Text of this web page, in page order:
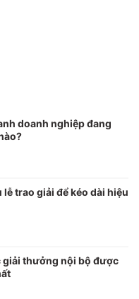
doanh nghiệp đang
trao giải để kéo dài hiệu
giải thưởng nội bộ được